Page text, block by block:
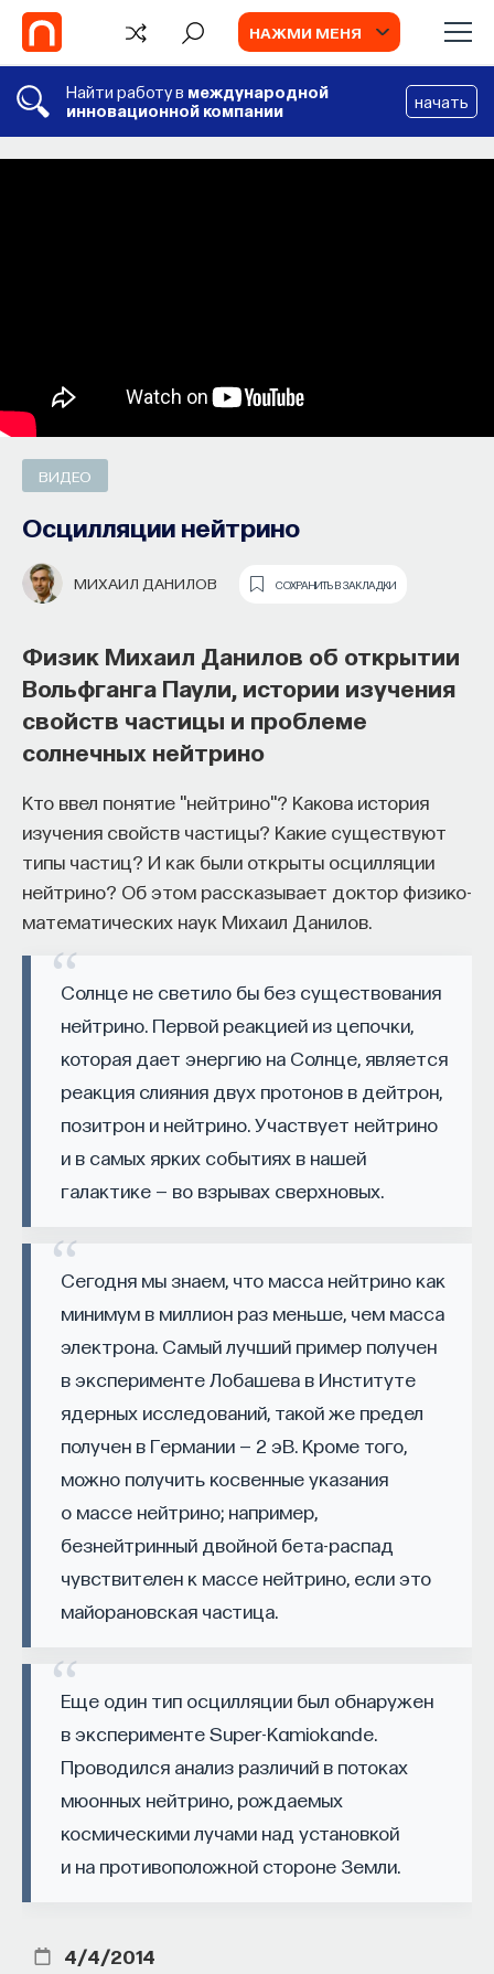
НАЖМИ МЕНЯ
Найти работу в международной
инновационной компании
начать
ВИДЕО
Осцилляции нейтрино
МИХАИЛ ДАНИЛОВ СОХРАНИТЬ В ЗАКЛАДКИ
Физик Михаил Данилов об открытии
Вольфганга Паули, истории изучения
свойств частицы и проблеме
солнечных нейтрино
Кто ввел понятие "нейтрино"? Какова история
изучения свойств частицы? Какие существуют
типы частиц? И как были открыты осцилляции
нейтрино? Об этом рассказывает доктор физико-
математических наук Михаил Данилов.
Солнце не светило бы без существования
нейтрино. Первой реакцией из цепочки,
которая дает энергию на Солнце, является
реакция слияния двух протонов в дейтрон,
позитрон и нейтрино. Участвует нейтрино
и в самых ярких событиях в нашей
галактике — во взрывах сверхновых.
Сегодня мы знаем, что масса нейтрино как
минимум в миллион раз меньше, чем масса
электрона. Самый лучший пример получен
в эксперименте Лобашева в Институте
ядерных исследований, такой же предел
получен в Германии — 2 эВ. Кроме того,
можно получить косвенные указания
о массе нейтрино; например,
безнейтринный двойной бета-распад
чувствителен к массе нейтрино, если это
майорановская частица.
Еще один тип осцилляции был обнаружен
в эксперименте Super-Kamiokande.
Проводился анализ различий в потоках
мюонных нейтрино, рождаемых
космическими лучами над установкой
и на противоположной стороне Земли.
4/4/2014
СОБЫТИЯ
Как философия помогает составлять
собственное мнение
Как философия помогает понять мир, в котором
мы живем, расширять собственные
представления об окружающей
действительности и познавать самого себя?
Ответы на эти и другие вопросы можно найти,
записавшисьна курс «Философский поиск:
начала».
Слушатели курса убедятся в том, что
философский поиск — это не только каскад
занимательных головоломок, но и набор
инструментов, жизненно необходимых для
Пройдя этот курс, вы:
— Овладеете ключевыми для независимого
и аргументированно доказывать свою точку
зрения.
— Узнаете, как философия отвечает
значит мыслить и что представляет собой наше
сознание? Реальна ли реальность и откуда
мы знаем то, что знаем? Существует ли в мире
свобода?
— Переосмыслите границы доверия
собственному знанию.
Автор курса:Диана Гаспарян— кандидат
философских наук, профессор Школы философии
и культурологии факультета гуманитарных наук
НИУ ВШЭ.
3/30/2022